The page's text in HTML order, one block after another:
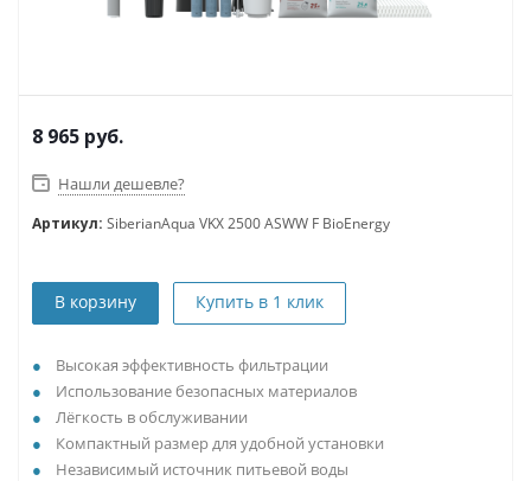
8 965 руб.
Нашли дешевле?
Артикул: SiberianAqua VKX 2500 ASWW F BioEnergy
В корзину Купить в 1 клик
Высокая эффективность фильтрации
Использование безопасных материалов
Лёгкость в обслуживании
Компактный размер для удобной установки
Независимый источник питьевой воды